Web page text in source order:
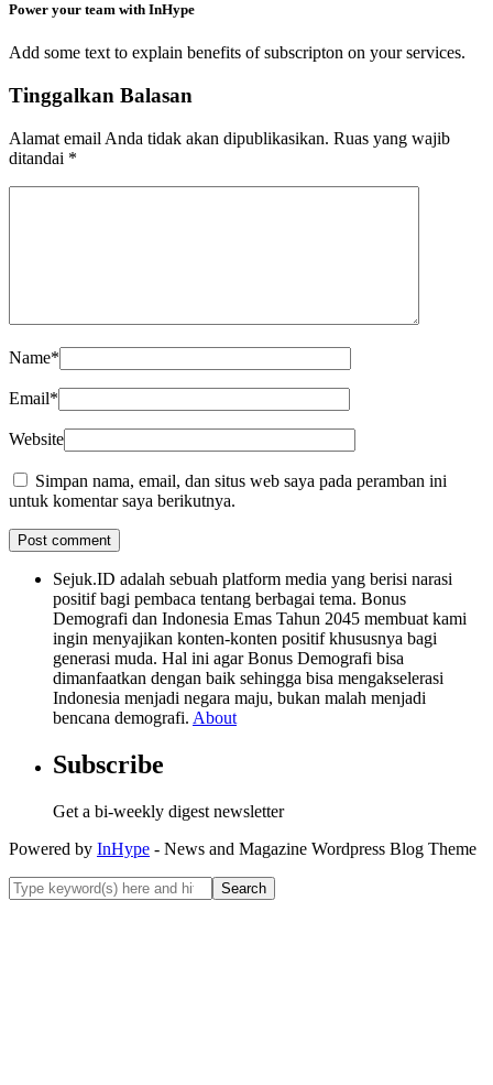
Power your team with InHype
Add some text to explain benefits of subscripton on your services.
Tinggalkan Balasan
Alamat email Anda tidak akan dipublikasikan. Ruas yang wajib
ditandai *
Name*
Email*
Website
Simpan nama, email, dan situs web saya pada peramban ini
untuk komentar saya berikutnya.
Sejuk.ID adalah sebuah platform media yang berisi narasi
positif bagi pembaca tentang berbagai tema. Bonus
Demografi dan Indonesia Emas Tahun 2045 membuat kami
ingin menyajikan konten-konten positif khususnya bagi
generasi muda. Hal ini agar Bonus Demografi bisa
dimanfaatkan dengan baik sehingga bisa mengakselerasi
Indonesia menjadi negara maju, bukan malah menjadi
bencana demografi. About
Subscribe
Get a bi-weekly digest newsletter
Powered by InHype - News and Magazine Wordpress Blog Theme